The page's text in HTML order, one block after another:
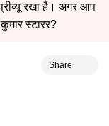
रखा है। अगर आप
स्टारर?
Share